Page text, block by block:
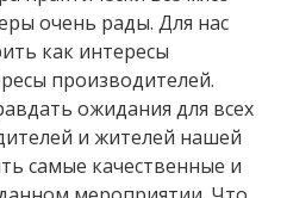
очень рады. Для нас
как интересы
производителей.
ожидания для всех
и жителей нашей
самые качественные и